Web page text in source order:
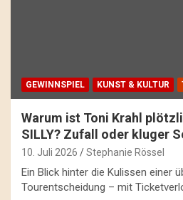
GEWINNSPIEL KUNST & KULTUR
Warum ist Toni Krahl
SILLY? Zufall oder kluger
10. Juli 2026 Stephanie Rössel
Ein Blick hinter die Kulissen einer
Tourentscheidung – mit